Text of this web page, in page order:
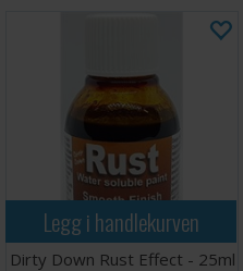
Legg i handlekurven
Dirty Down Rust Effect - 25ml